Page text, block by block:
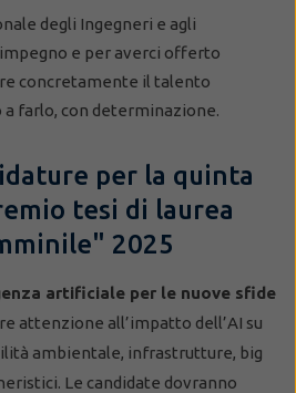
degli Ingegneri e agli
e per averci offerto
concretamente il talento
farlo, con determinazione.
per la quinta
tesi di laurea
2025
artificiale per le nuove sfide
attenzione all’impatto dell’AI su
ambientale, infrastrutture, big
Le candidate dovranno